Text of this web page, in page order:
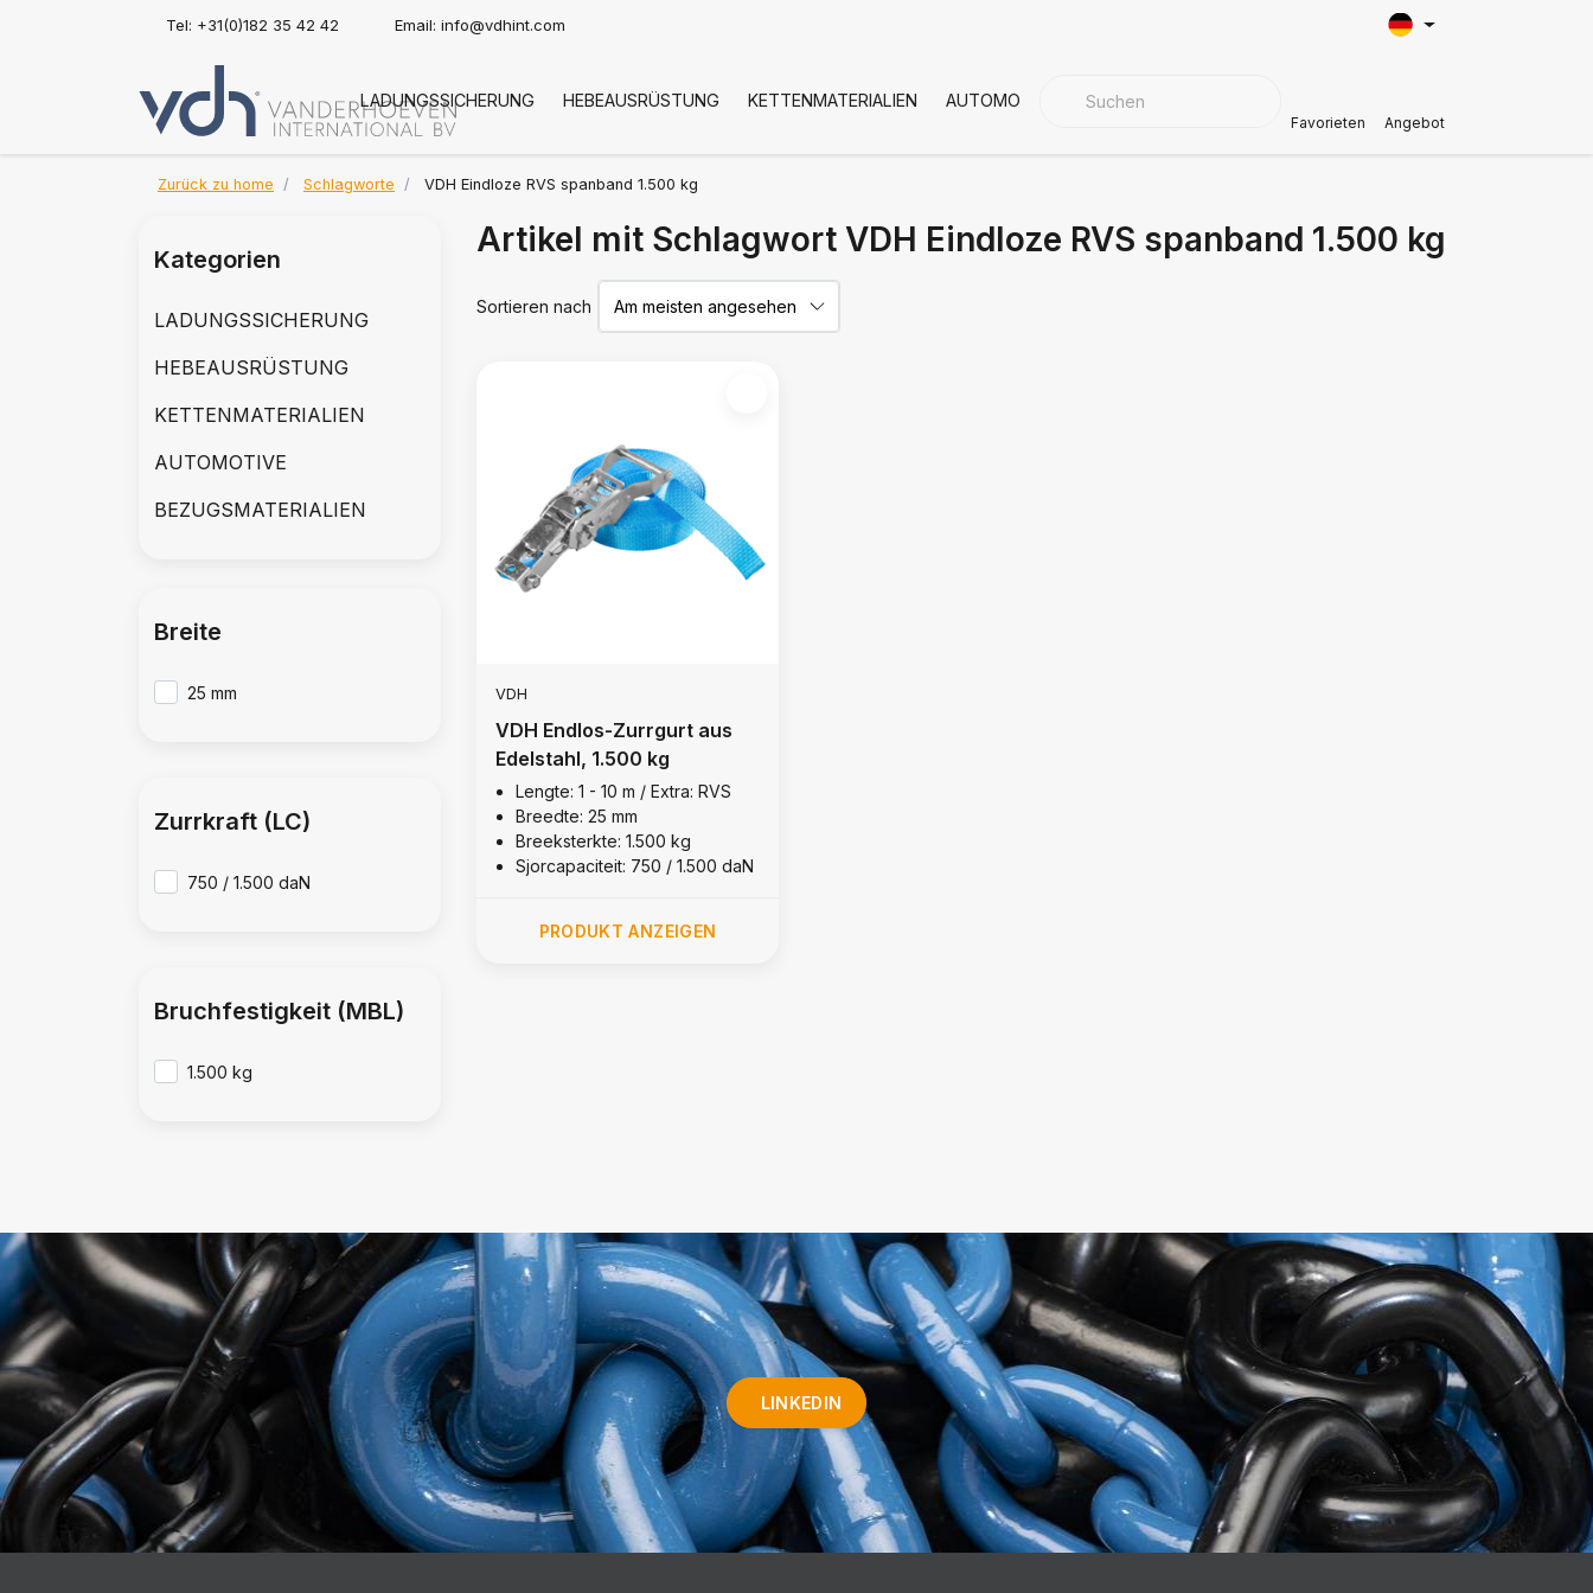
Tel: +31(0)182 35 42 42 Email: info@vdhint.com
LADUNGSSICHERUNG HEBEAUSRÜSTUNG KETTENMATERIALIEN AUTOMOTIVE BEZUGSMATERIALIEN
Favorieten Angebot
Zurück zu home Schlagworte VDH Eindloze RVS spanband 1.500 kg
Artikel mit Schlagwort VDH Eindloze RVS spanband 1.500 kg
Sortieren nach
VDH
VDH Endlos-Zurrgurt aus
Edelstahl, 1.500 kg
Lengte: 1 - 10 m / Extra: RVS
Breedte: 25 mm
Breeksterkte: 1.500 kg
Sjorcapaciteit: 750 / 1.500 daN
PRODUKT ANZEIGEN
Kategorien
LADUNGSSICHERUNG
HEBEAUSRÜSTUNG
KETTENMATERIALIEN
AUTOMOTIVE
BEZUGSMATERIALIEN
Breite
25 mm
Zurrkraft (LC)
750 / 1.500 daN
Bruchfestigkeit (MBL)
1.500 kg
LINKEDIN